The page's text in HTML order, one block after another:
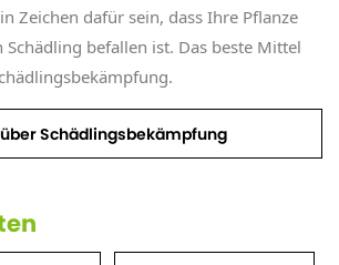
Zeichen dafür sein, dass Ihre Pflanze
befallen ist. Das beste Mittel
Schädlingsbekämpfung